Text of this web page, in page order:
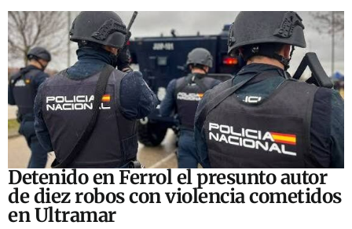
Detenido en Ferrol el presunto autor
de diez robos con violencia cometidos
en Ultramar